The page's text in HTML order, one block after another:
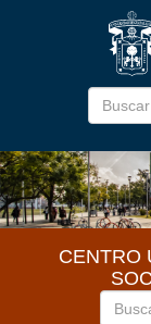
CENTRO